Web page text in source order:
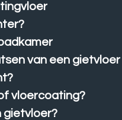
van een gietvloer
vloercoating?
gietvloer?